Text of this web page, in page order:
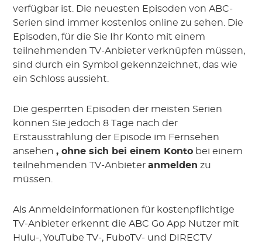
verfügbar ist. Die neuesten Episoden von ABC-
Serien sind immer kostenlos online zu sehen. Die
Episoden, für die Sie Ihr Konto mit einem
teilnehmenden TV-Anbieter verknüpfen müssen,
sind durch ein Symbol gekennzeichnet, das wie
ein Schloss aussieht.
Die gesperrten Episoden der meisten Serien
können Sie jedoch 8 Tage nach der
Erstausstrahlung der Episode im Fernsehen
ansehen, ohne sich bei einem Konto bei einem
teilnehmenden TV-Anbieteranmelden zu
müssen.
Als Anmeldeinformationen für kostenpflichtige
TV-Anbieter erkennt die ABC Go App Nutzer mit
Hulu-, YouTube TV-, FuboTV- und DIRECTV